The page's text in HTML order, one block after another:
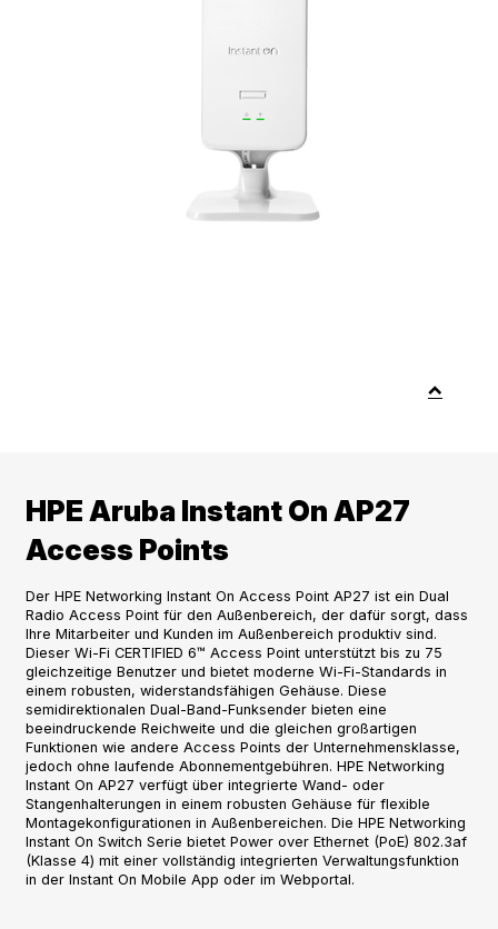
HPE Aruba Instant On AP27
Access Points
Der HPE Networking Instant On Access Point AP27 ist ein Dual
Radio Access Point für den Außenbereich, der dafür sorgt, dass
Ihre Mitarbeiter und Kunden im Außenbereich produktiv sind.
Dieser Wi-Fi CERTIFIED 6™ Access Point unterstützt bis zu 75
gleichzeitige Benutzer und bietet moderne Wi-Fi-Standards in
einem robusten, widerstandsfähigen Gehäuse. Diese
semidirektionalen Dual-Band-Funksender bieten eine
beeindruckende Reichweite und die gleichen großartigen
Funktionen wie andere Access Points der Unternehmensklasse,
jedoch ohne laufende Abonnementgebühren. HPE Networking
Instant On AP27 verfügt über integrierte Wand- oder
Stangenhalterungen in einem robusten Gehäuse für flexible
Montagekonfigurationen in Außenbereichen. Die HPE Networking
Instant On Switch Serie bietet Power over Ethernet (PoE) 802.3af
(Klasse 4) mit einer vollständig integrierten Verwaltungsfunktion
in der Instant On Mobile App oder im Webportal.